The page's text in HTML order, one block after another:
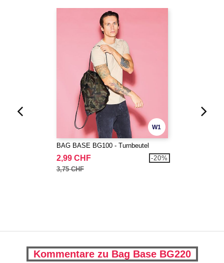
W1
BAG BASE BG100 - Turnbeutel
2,99 CHF
3,75 CHF
-20%
Kommentare zu Bag Base BG220